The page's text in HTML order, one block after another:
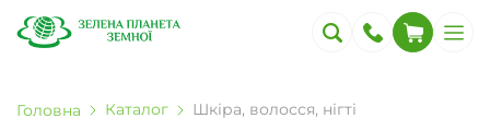
Головна Каталог Шкіра, волосся, нігті